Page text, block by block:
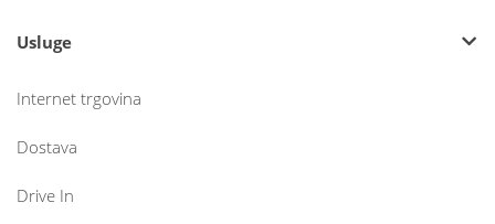
Usluge
Internet trgovina
Dostava
Drive In